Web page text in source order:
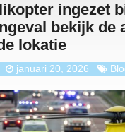
ingezet
bekijk de
lokatie
januari 20, 2026